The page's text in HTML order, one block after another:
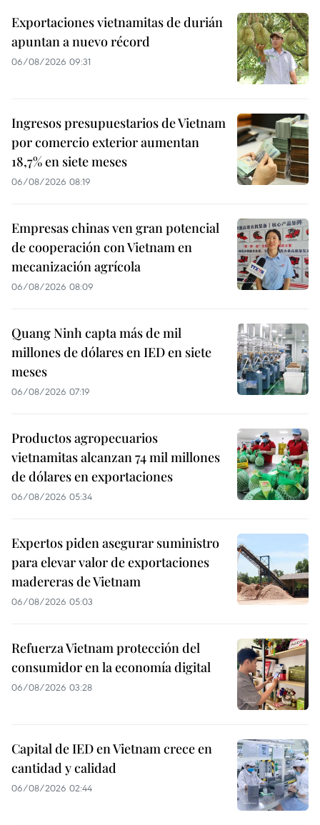
Exportaciones vietnamitas de durián
apuntan a nuevo récord
06/08/2026 09:31
Ingresos presupuestarios de Vietnam
por comercio exterior aumentan
18,7% en siete meses
06/08/2026 08:19
Empresas chinas ven gran potencial
de cooperación con Vietnam en
mecanización agrícola
06/08/2026 08:09
Quang Ninh capta más de mil
millones de dólares en IED en siete
meses
06/08/2026 07:19
Productos agropecuarios
vietnamitas alcanzan 74 mil millones
de dólares en exportaciones
06/08/2026 05:34
Expertos piden asegurar suministro
para elevar valor de exportaciones
madereras de Vietnam
06/08/2026 05:03
Refuerza Vietnam protección del
consumidor en la economía digital
06/08/2026 03:28
Capital de IED en Vietnam crece en
cantidad y calidad
06/08/2026 02:44